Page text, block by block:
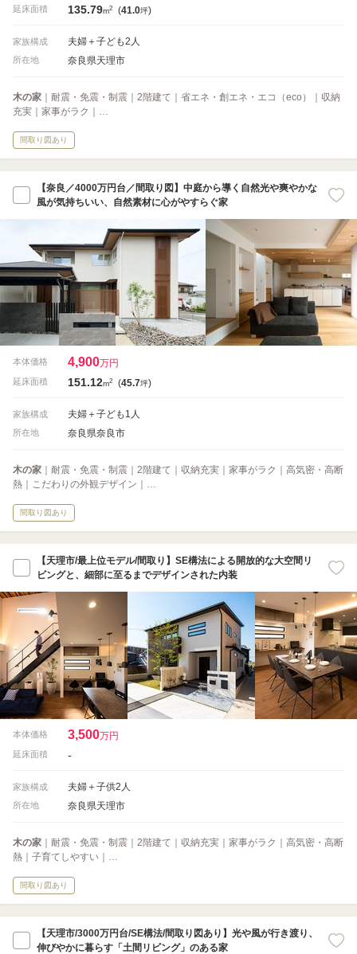
延床面積 135.79m2 (41.0坪)
家族構成 夫婦＋子ども2人
所在地 奈良県天理市
木の家 ｜耐震・免震・制震｜2階建て｜省エネ・創エネ・エコ（eco）｜収納
充実｜家事がラク｜…
間取り図あり
【奈良／4000万円台／間取り図】中庭から導く自然光や爽やかな
風が気持ちいい、自然素材に心がやすらぐ家
本体価格 4,900万円
延床面積 151.12m2 (45.7坪)
家族構成 夫婦＋子ども1人
所在地 奈良県奈良市
木の家 ｜耐震・免震・制震｜2階建て｜収納充実｜家事がラク｜高気密・高断
熱｜こだわりの外観デザイン｜…
間取り図あり
【天理市/最上位モデル/間取り】SE構法による開放的な大空間リ
ビングと、細部に至るまでデザインされた内装
本体価格 3,500万円
延床面積 -
家族構成 夫婦＋子供2人
所在地 奈良県天理市
木の家 ｜耐震・免震・制震｜2階建て｜収納充実｜家事がラク｜高気密・高断
熱｜子育てしやすい｜…
間取り図あり
【天理市/3000万円台/SE構法/間取り図あり】光や風が行き渡り、
伸びやかに暮らす「土間リビング」のある家